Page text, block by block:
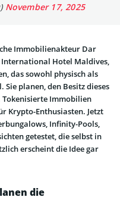
November 17, 2025
Immobilienakteur Dar
Hotel Maldives,
das sowohl physisch als
planen, den Besitz dieses
Tokenisierte Immobilien
Krypto-Enthusiasten. Jetzt
Infinity-Pools,
getestet, die selbst in
erscheint die Idee gar
die